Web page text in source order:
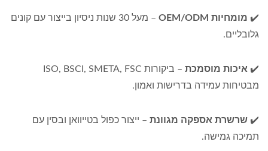
✔️ מומחיות OEM/ODM
– מעל 30 שנות ניסיון בייצור עם קונים
גלובליים.
✔️ איכות מוסמכת
– ביקורות ISO, BSCI, SMETA, FSC
מבטיחות עמידה בדרישות ואמון.
✔️ שרשרת אספקה מגוונת – ייצור כפול בטייוואן ובסין עם
תמיכה גמישה.